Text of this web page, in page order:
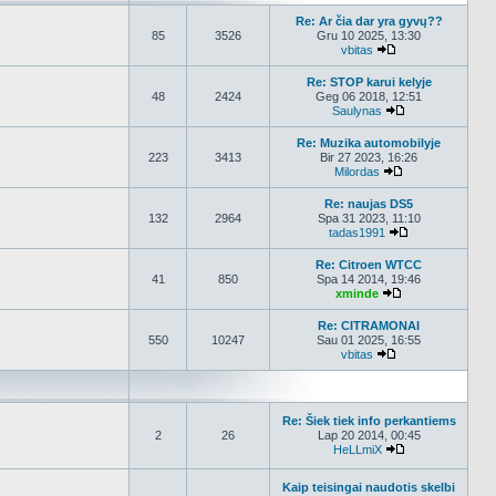
85 3526
Re: Ar čia dar yra gyvų??
Gru 10 2025, 13:30
vbitas
48 2424
Re: STOP karui kelyje
Geg 06 2018, 12:51
Saulynas
223 3413
Re: Muzika automobilyje
Bir 27 2023, 16:26
Milordas
132 2964
Re: naujas DS5
Spa 31 2023, 11:10
tadas1991
41 850
Re: Citroen WTCC
Spa 14 2014, 19:46
xminde
550 10247
Re: CITRAMONAI
Sau 01 2025, 16:55
vbitas
2 26
Re: Šiek tiek info perkantiems
Lap 20 2014, 00:45
HeLLmiX
Kaip teisingai naudotis skelbi